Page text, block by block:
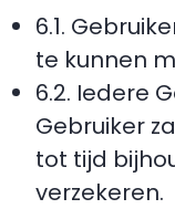
6.1.
te kunnen
6.2. Iedere
Gebruiker
tot tijd
verzekeren.